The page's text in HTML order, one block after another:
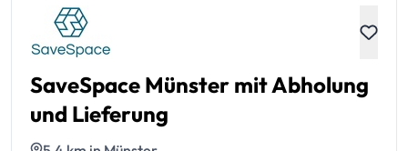
SaveSpace Münster mit Abholung
und Lieferung